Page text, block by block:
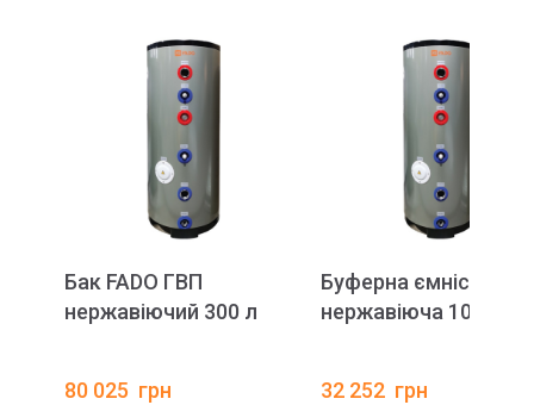
Бак FADO ГВП
нержавіючий 300 л
80 025  грн
Буферна ємність
нержавіюча 100 л
32 252  грн